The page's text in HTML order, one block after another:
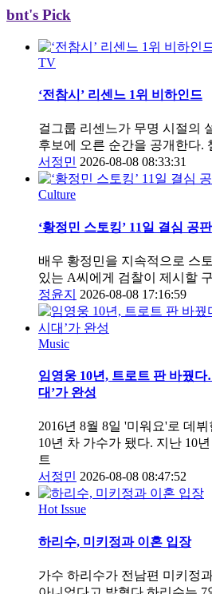
bnt's Pick
TV
‘전참시’ 리센느 1위 비하인드
걸그룹 리센느가 무명 시절의
후보에 오른 순간을 공개한다.
서정민 2026-08-08 08:33:31
Culture
‘황정민 스토킹’ 11일 결심 공판
배우 황정민을 지속적으로 스
있는 A씨에게 검찰이 제시할
정윤지
2026-08-08 17:16:59
Music
임영웅 10년, 트로트 판 바꿨
대’가 완성
2016년 8월 8일 '미워요'로 데
10년 차 가수가 됐다. 지난 10
트
서정민 2026-08-08 08:47:52
Hot Issue
하리수, 미키정과 이혼 입장
가수 하리수가 전남편 미키정